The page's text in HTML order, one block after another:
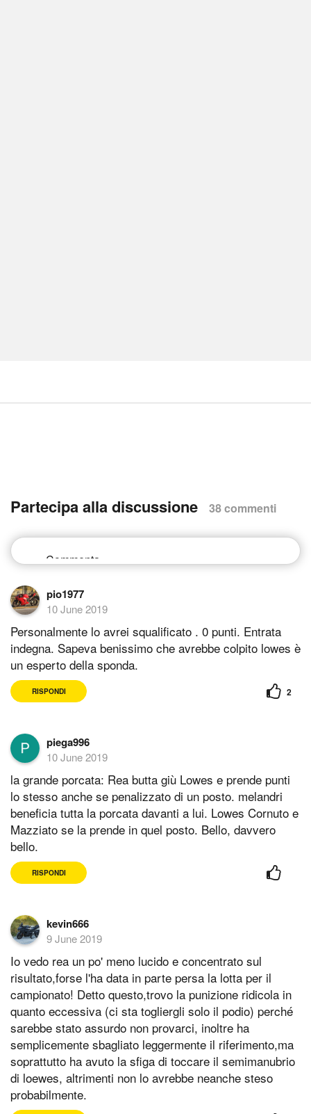
Partecipa alla discussione 38 commenti
pio1977
10 June 2019
Personalmente lo avrei squalificato . 0 punti. Entrata
indegna. Sapeva benissimo che avrebbe colpito lowes è
un esperto della sponda.
RISPONDI 2
piega996
10 June 2019
la grande porcata: Rea butta giù Lowes e prende punti
lo stesso anche se penalizzato di un posto. melandri
beneficia tutta la porcata davanti a lui. Lowes Cornuto e
Mazziato se la prende in quel posto. Bello, davvero
bello.
RISPONDI
kevin666
9 June 2019
Io vedo rea un po' meno lucido e concentrato sul
risultato,forse l'ha data in parte persa la lotta per il
campionato! Detto questo,trovo la punizione ridicola in
quanto eccessiva (ci sta togliergli solo il podio) perché
sarebbe stato assurdo non provarci, inoltre ha
semplicemente sbagliato leggermente il riferimento,ma
soprattutto ha avuto la sfiga di toccare il semimanubrio
di loewes, altrimenti non lo avrebbe neanche steso
probabilmente.